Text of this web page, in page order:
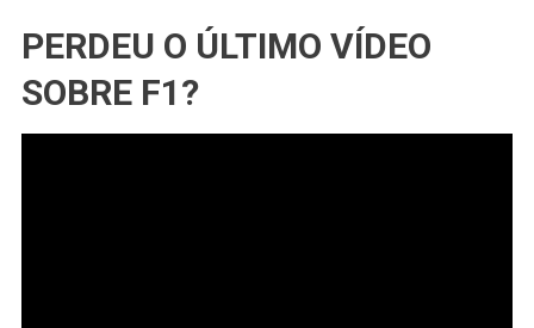
PERDEU O ÚLTIMO VÍDEO
SOBRE F1?